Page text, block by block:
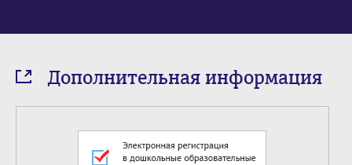
Дополнительная информация